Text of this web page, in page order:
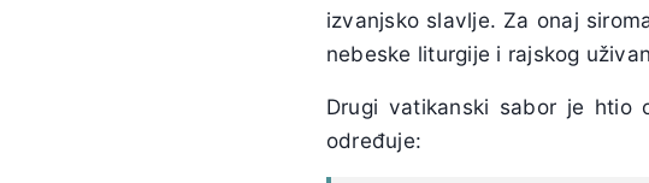
izvanjsko slavlje. Za onaj
nebeske liturgije i rajskog
Drugi vatikanski sabor je htio
određuje: